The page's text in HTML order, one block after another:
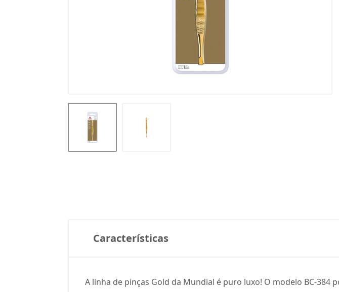
Características
A linha de pinças Gold da Mundial é puro luxo! O modelo BC-